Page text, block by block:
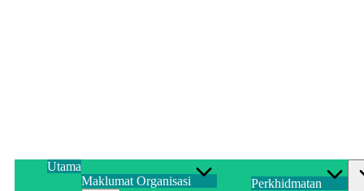
Utama
Maklumat Organisasi
Perkhidmatan